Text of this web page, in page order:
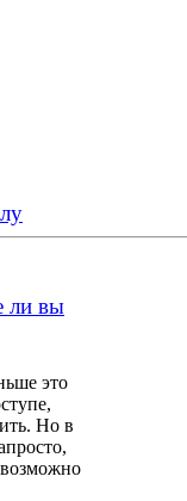
ли вы
это
Но в